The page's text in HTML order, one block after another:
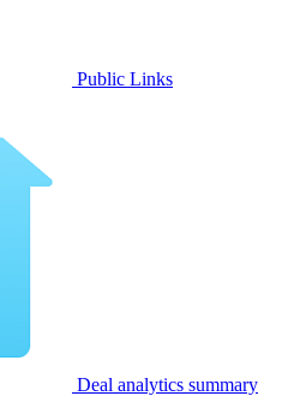
Public Links
Deal analytics summary